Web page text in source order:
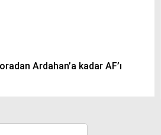
Ardahan’a kadar AF’ı